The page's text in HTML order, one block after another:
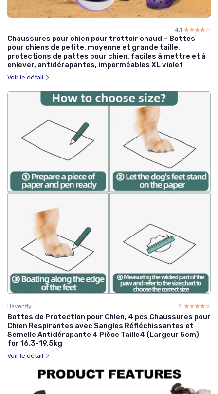
4.1 ☆☆☆☆☆
★★★★★
Chaussures pour chien pour trottoir chaud – Bottes
pour chiens de petite, moyenne et grande taille,
protections de pattes pour chien, faciles à mettre et à
enlever, antidérapantes, imperméables XL violet
Voir le détail
Havenfly 4 ☆☆☆☆☆
★★★★★
Bottes de Protection pour Chien, 4 pcs Chaussures pour
Chien Respirantes avec Sangles Réfléchissantes et
Semelle Antidérapante 4 Pièce Taille4 (Largeur 5cm)
for 16.3-19.5kg
Voir le détail